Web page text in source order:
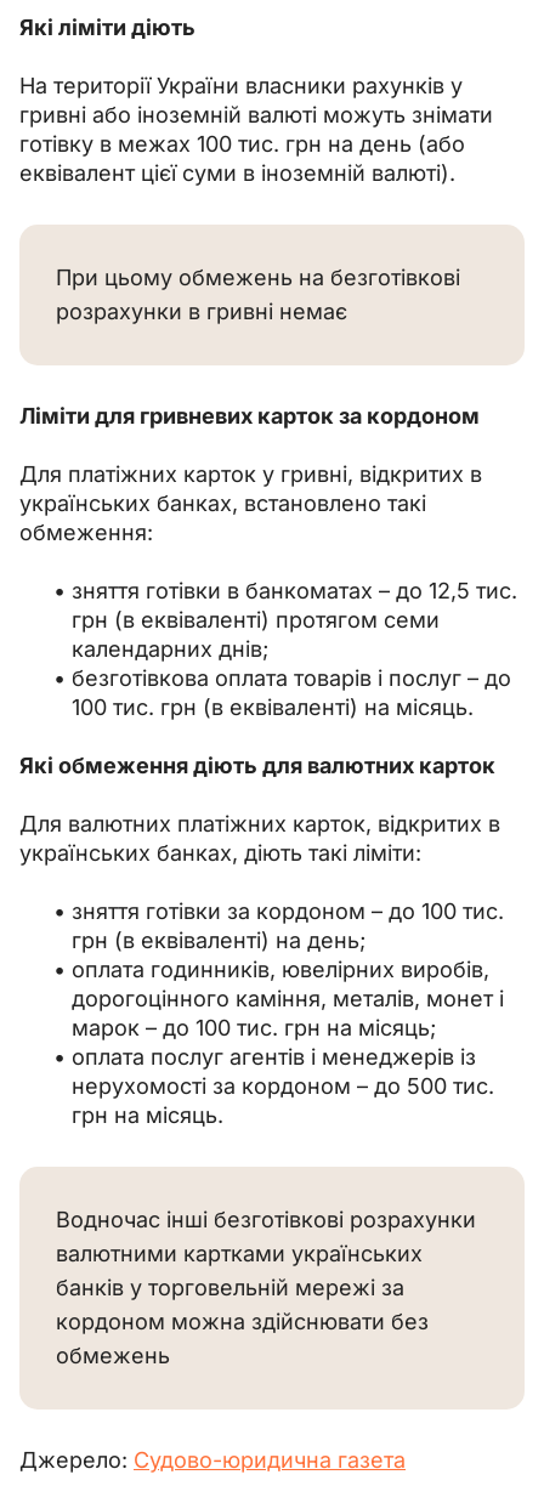
Які ліміти діють
На території України власники рахунків у
гривні або іноземній валюті можуть знімати
готівку в межах 100 тис. грн на день (або
еквівалент цієї суми в іноземній валюті).
При цьому обмежень на безготівкові
розрахунки в гривні немає
Ліміти для гривневих карток за кордоном
Для платіжних карток у гривні, відкритих в
українських банках, встановлено такі
обмеження:
зняття готівки в банкоматах – до 12,5 тис.
грн (в еквіваленті) протягом семи
календарних днів;
безготівкова оплата товарів і послуг – до
100 тис. грн (в еквіваленті) на місяць.
Які обмеження діють для валютних карток
Для валютних платіжних карток, відкритих в
українських банках, діють такі ліміти:
зняття готівки за кордоном – до 100 тис.
грн (в еквіваленті) на день;
оплата годинників, ювелірних виробів,
дорогоцінного каміння, металів, монет і
марок – до 100 тис. грн на місяць;
оплата послуг агентів і менеджерів із
нерухомості за кордоном – до 500 тис.
грн на місяць.
Водночас інші безготівкові розрахунки
валютними картками українських
банків у торговельній мережі за
кордоном можна здійснювати без
обмежень
Джерело: Судово-юридична газета